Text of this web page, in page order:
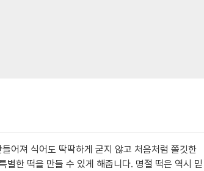
어져 식어도 딱딱하게 굳지 않고 처음처럼 쫄깃한
별한 떡을 만들 수 있게 해줍니다. 명절 떡은 역시 믿